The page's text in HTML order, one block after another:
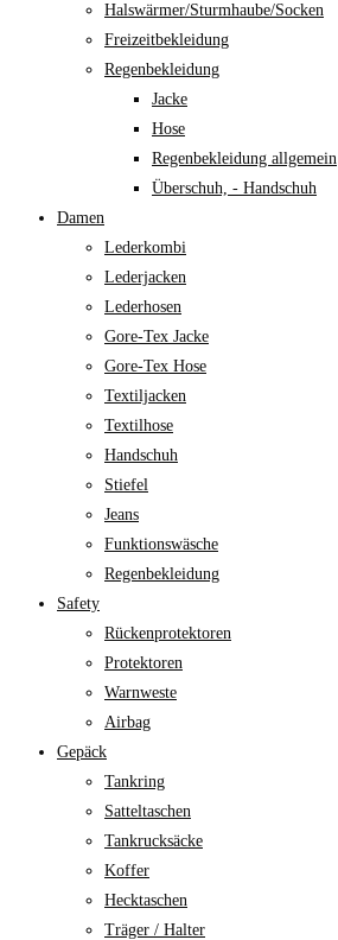
Halswärmer/Sturmhaube/Socken
Freizeitbekleidung
Regenbekleidung
Jacke
Hose
Regenbekleidung allgemein
Überschuh, - Handschuh
Damen
Lederkombi
Lederjacken
Lederhosen
Gore-Tex Jacke
Gore-Tex Hose
Textiljacken
Textilhose
Handschuh
Stiefel
Jeans
Funktionswäsche
Regenbekleidung
Safety
Rückenprotektoren
Protektoren
Warnweste
Airbag
Gepäck
Tankring
Satteltaschen
Tankrucksäcke
Koffer
Hecktaschen
Träger / Halter